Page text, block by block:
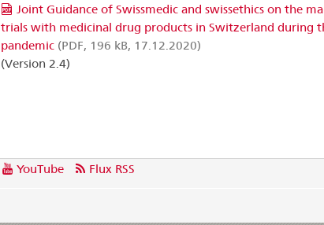
Joint Guidance of Swissmedic and swissethics on the
trials with medicinal drug products in Switzerland during
pandemic(PDF, 196 kB, 17.12.2020)
(Version 2.4)
YouTube Flux RSS